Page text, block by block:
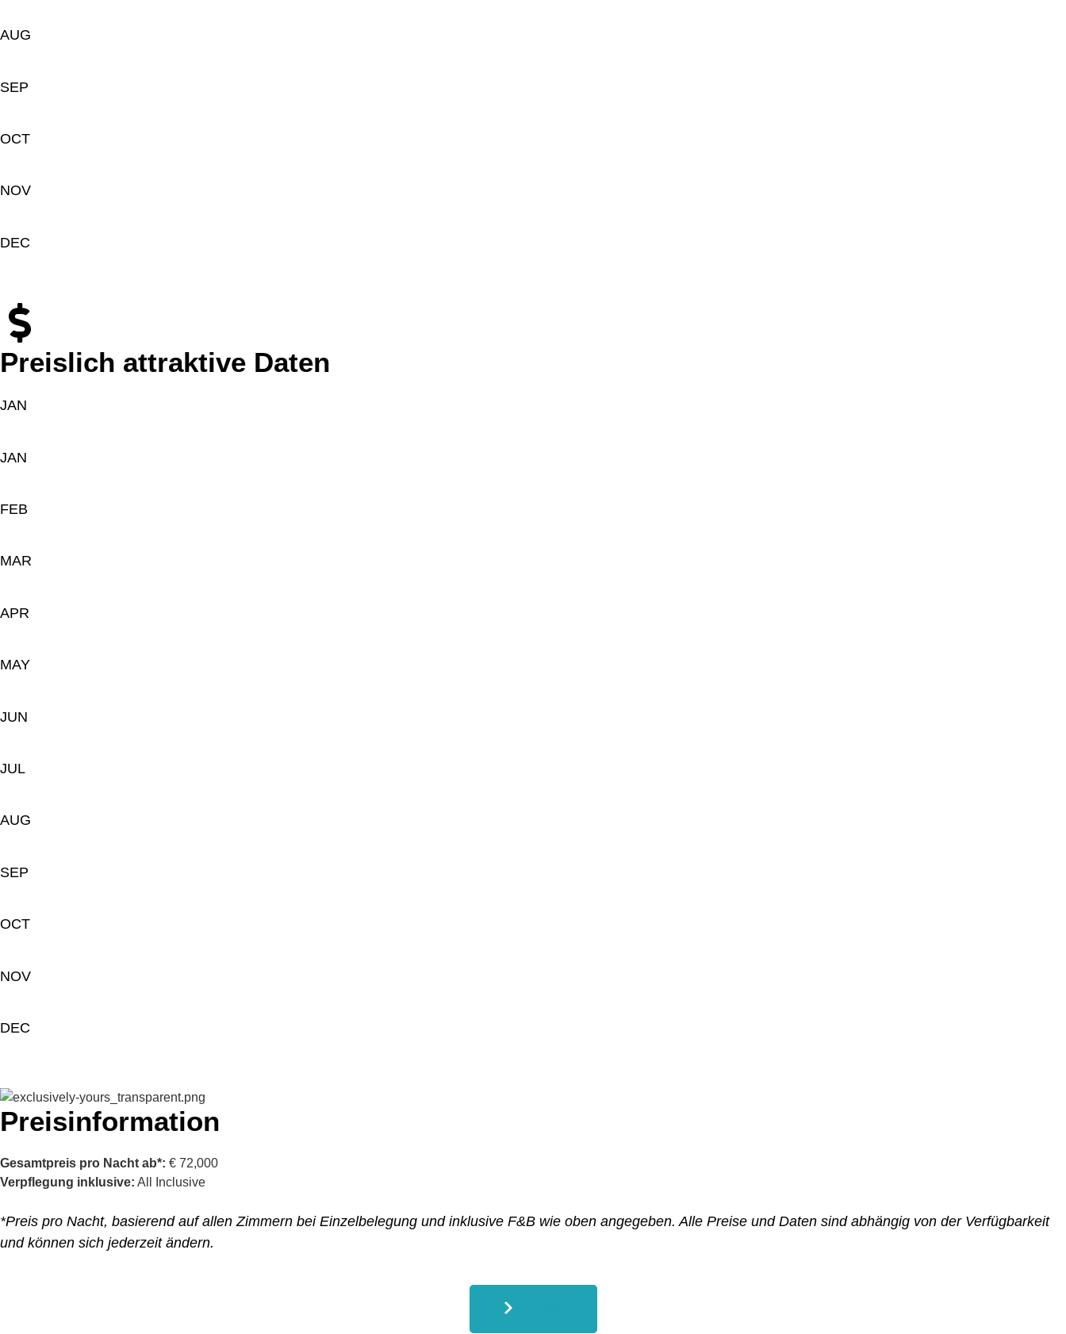
AUG
SEP
OCT
NOV
DEC
Preislich attraktive Daten
JAN
JAN
FEB
MAR
APR
MAY
JUN
JUL
AUG
SEP
OCT
NOV
DEC
Preisinformation
Gesamtpreis pro Nacht ab*: € 72,000
Verpflegung inklusive: All Inclusive
*Preis pro Nacht, basierend auf allen Zimmern bei Einzelbelegung und inklusive F&B wie oben angegeben. Alle Preise und Daten sind abhängig von der Verfügbarkeit
und können sich jederzeit ändern.